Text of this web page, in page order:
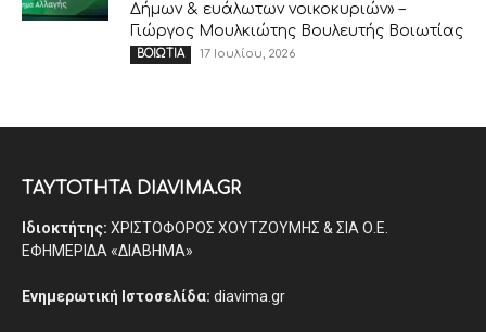
Δήμων & ευάλωτων νοικοκυριών» –
Γιώργος Μουλκιώτης Βουλευτής Βοιωτίας
ΒΟΙΩΤΙΑ 17 Ιουλίου, 2026
ΤΑΥΤΟΤΗΤΑ DIAVIMA.GR
Ιδιοκτήτης: ΧΡΙΣΤΟΦΟΡΟΣ ΧΟΥΤΖΟΥΜΗΣ & ΣΙΑ Ο.Ε.
ΕΦΗΜΕΡΙΔΑ «ΔΙΑΒΗΜΑ»
Ενημερωτική Ιστοσελίδα: diavima.gr